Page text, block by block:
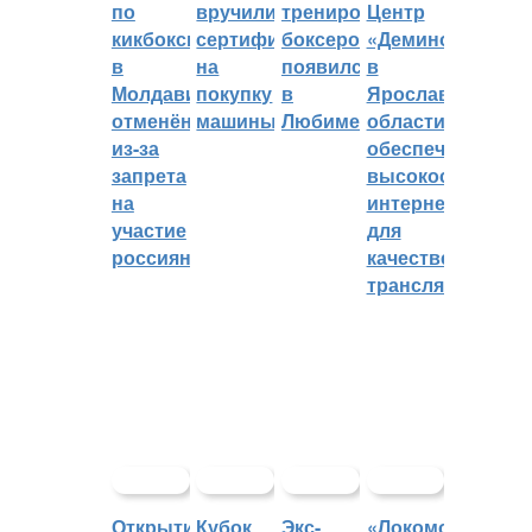
по
кикбоксингу
в
Молдавии
отменён
из-за
запрета
на
участие
россиян
вручили
сертификат
на
покупку
машины
тренировок
боксеров
появился
в
Любиме
Центр
«Демино»
в
Ярославской
области
обеспечивают
интернетом
для
качественных
трансляций